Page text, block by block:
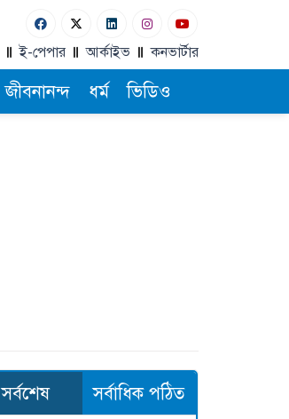
ই-পেপার আর্কাইভ কনভার্টার
জীবনানন্দ ধর্ম ভিডিও
সর্বশেষ সর্বাধিক পঠিত